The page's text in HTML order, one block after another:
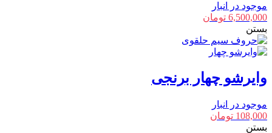
موجود در انبار
6,500,000 تومان
بستن
وایرشو چهار برنجی
موجود در انبار
108,000 تومان
بستن